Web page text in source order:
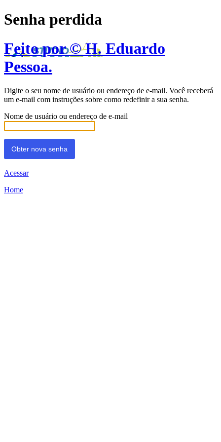
Senha perdida
Feito por © H. Eduardo
Pessoa.
Digite o seu nome de usuário ou endereço de e-mail. Você receberá
um e-mail com instruções sobre como redefinir a sua senha.
Nome de usuário ou endereço de e-mail
Acessar
Home